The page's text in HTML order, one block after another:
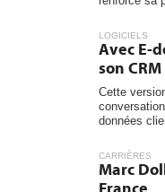
LOGICIELS
Avec E-
son
Cette
données
CARRIÈRES
Marc